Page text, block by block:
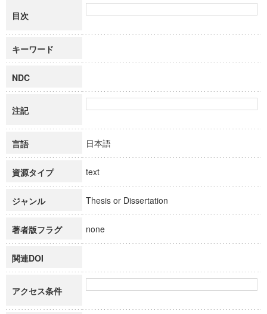
目次
キーワード
NDC
注記
言語 日本語
資源タイプ text
ジャンル Thesis or Dissertation
著者版フラグ none
関連DOI
アクセス条件